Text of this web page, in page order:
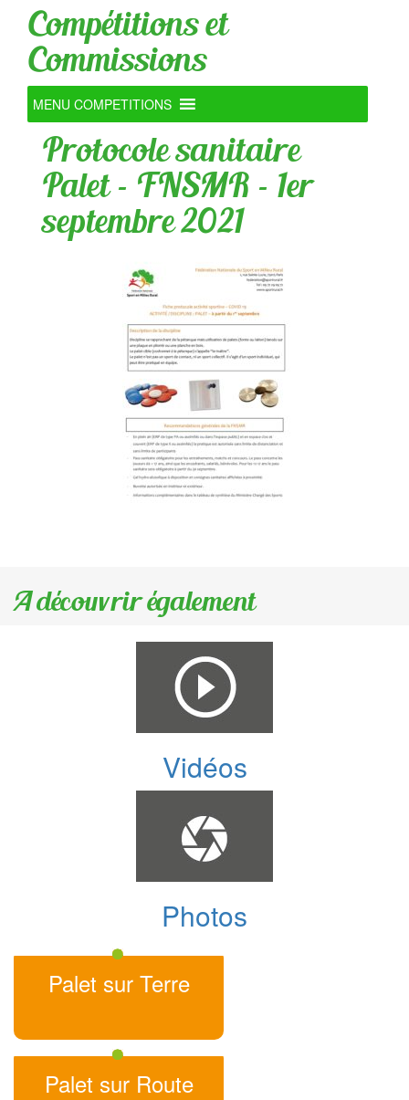
Compétitions et
Commissions
MENU COMPETITIONS
Protocole sanitaire
Palet – FNSMR – 1er
septembre 2021
A découvrir également
Vidéos
Photos
Palet sur Terre
Palet sur Route